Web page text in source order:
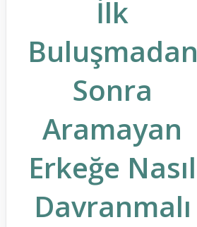
İlk
Buluşmadan
Sonra
Aramayan
Erkeğe Nasıl
Davranmalı